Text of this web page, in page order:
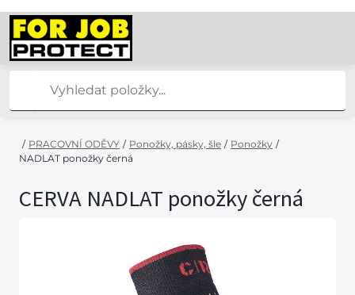
/ PRACOVNÍ ODĚVY / Ponožky, pásky, šle / Ponožky /
NADLAT ponožky černá
CERVA NADLAT ponožky černá